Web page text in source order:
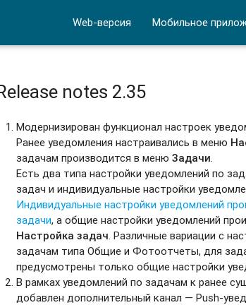
Просроченные
Web-версия Мобильное
notes 2.35
Модернизирован функционал настроек
Ранее уведомления настраивались в меню
задачам производится в менюЗадачи
Есть два типа настройки уведомлений по
задач и индивидуальные настройки
Индивидуальные настройки уведомлений
задачи, а общие настройки уведомлений
Настройка задач . Различные вариации с
задачам типа Общие и Фотоотчеты, для
предусмотрены только общие настройки
В рамках уведомлений по задачам к ранее
добавлен дополнительный канал — Push-